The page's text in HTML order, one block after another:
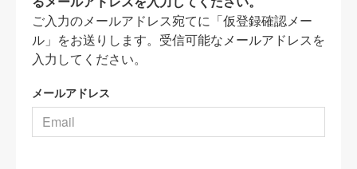
ご入力のメールアドレス宛てに「仮登録確認メー
ル」をお送りします。受信可能なメールアドレスを
入力してください。
メールアドレス